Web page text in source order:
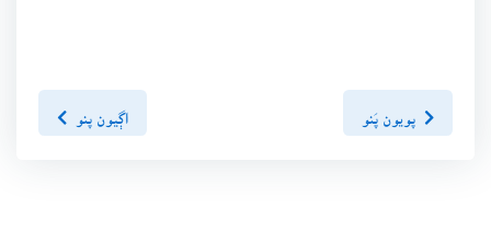
پويون پَنو اڳيون پنو